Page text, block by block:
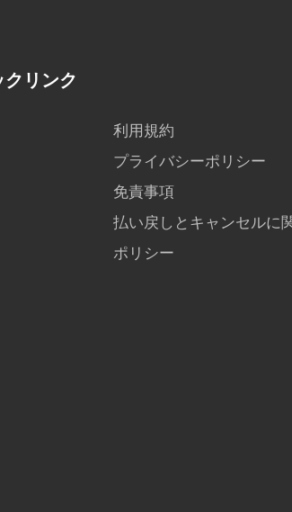
クリンク
利用規約
プライバシーポリシー
免責事項
払い戻しとキャンセルに
ポリシー